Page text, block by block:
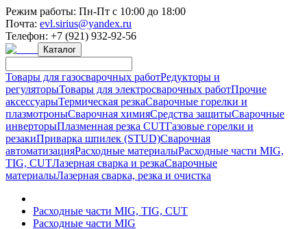
Режим работы: Пн-Пт с 10:00 до 18:00
Почта: evl.sirius@yandex.ru
Телефон: +7 (921) 932-92-56
Каталог
Товары для газосварочных работРедукторы и
регуляторыТовары для электросварочных работПрочие
аксессуарыТермическая резкаСварочные горелки и
плазмотроныСварочная химияСредства защитыСварочные
инверторыПлазменная резка CUTГазовые горелки и
резакиПриварка шпилек (STUD)Сварочная
автоматизацияРасходные материалыРасходные части MIG,
TIG, CUTЛазерная сварка и резкаСварочные
материалыЛазерная сварка, резка и очистка
Расходные части MIG, TIG, CUT
Расходные части MIG